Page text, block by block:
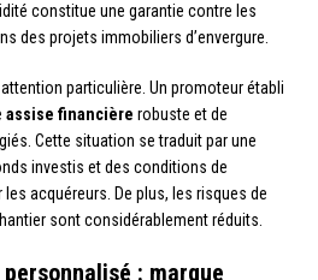
constitue une garantie contre les
des projets immobiliers d’envergure.
particulière. Un promoteur établi
assise financière robuste et de
Cette situation se traduit par une
investis et des conditions de
acquéreurs. De plus, les risques de
sont considérablement réduits.
: marque